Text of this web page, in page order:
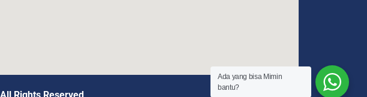
Ada yang bisa Mimin
bantu?